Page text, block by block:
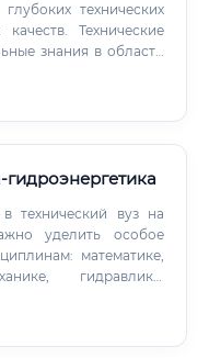
ПО и инженерами-
аналитикой данных,
технических
Технические
технический вуз на
уделить особое
математике,
гидравлике.
лет.